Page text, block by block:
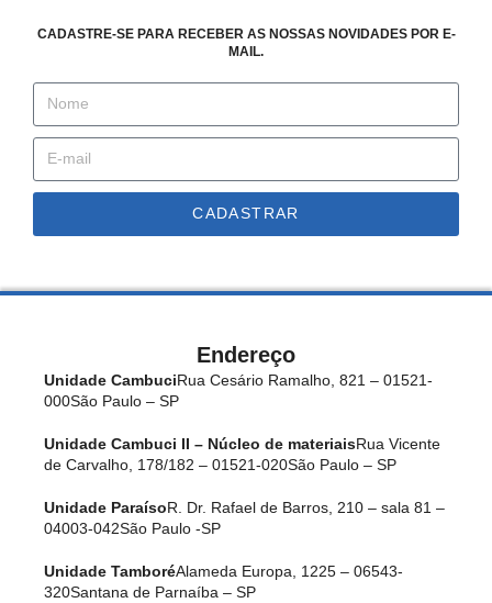
CADASTRE-SE PARA RECEBER AS NOSSAS NOVIDADES POR E-
MAIL.
CADASTRAR
Endereço
Unidade CambuciRua Cesário Ramalho, 821 – 01521-
000São Paulo – SP
Unidade Cambuci II – Núcleo de materiaisRua Vicente
de Carvalho, 178/182 – 01521-020São Paulo – SP
Unidade ParaísoR. Dr. Rafael de Barros, 210 – sala 81 –
04003-042São Paulo -SP
Unidade TamboréAlameda Europa, 1225 – 06543-
320Santana de Parnaíba – SP